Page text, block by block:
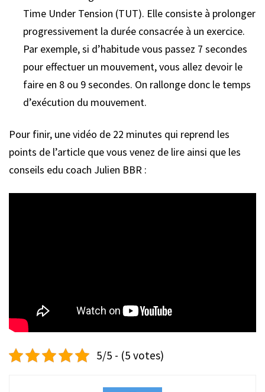
Time Under Tension (TUT). Elle consiste à prolonger
progressivement la durée consacrée à un exercice.
Par exemple, si d’habitude vous passez 7 secondes
pour effectuer un mouvement, vous allez devoir le
faire en 8 ou 9 secondes. On rallonge donc le temps
d’exécution du mouvement.
Pour finir, une vidéo de 22 minutes qui reprend les
points de l’article que vous venez de lire ainsi que les
conseils edu coach Julien BBR :
5/5 - (5 votes)